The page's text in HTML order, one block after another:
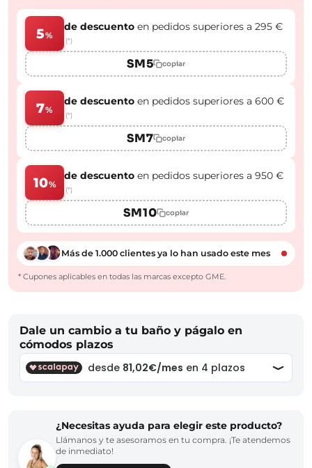
5%
de descuento en pedidos superiores a 295 €
(*)
SM5 copiar
7%
de descuento en pedidos superiores a 600 €
(*)
SM7 copiar
10%
de descuento en pedidos superiores a 950 €
(*)
SM10 copiar
Más de 1.000 clientes ya lo han usado este mes
* Cupones aplicables en todas las marcas excepto GME.
Dale un cambio a tu baño y págalo en
cómodos plazos
¿Necesitas ayuda para elegir este producto?
Llámanos y te asesoramos en tu compra. ¡Te atendemos
de inmediato!